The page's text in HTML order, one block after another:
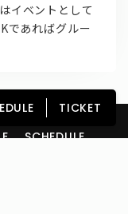
イベントとして
であればグルー
SCHEDULE
TICKET